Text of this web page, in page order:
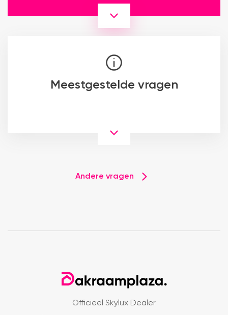
Meestgestelde vragen
Andere vragen
Officieel Skylux Dealer